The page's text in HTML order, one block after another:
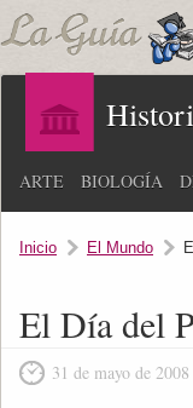
ARTE BIOLOGÍA
Inicio El Mundo
El Día del
31 de mayo de 2008